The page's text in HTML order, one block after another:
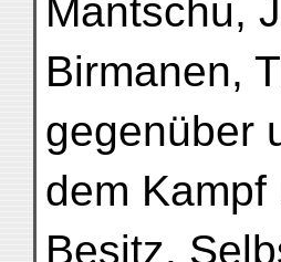
Mantschu,
Birmanen,
gegenüber
dem
Besitz.